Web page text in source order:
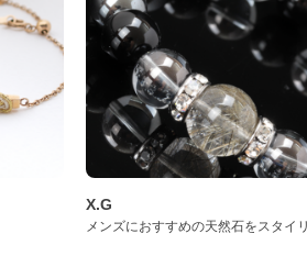
X.G
メンズにおすすめの天然石をスタイ